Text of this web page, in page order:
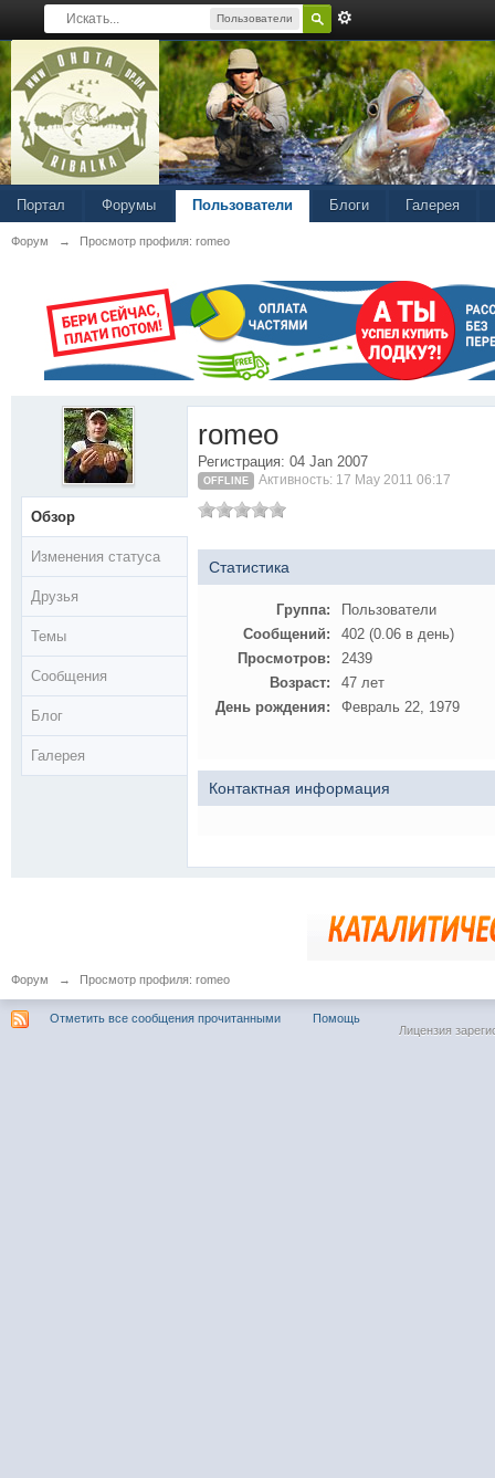
Пользователи
Портал Форумы Пользователи Блоги Галерея
Форум → Просмотр профиля: romeo
Обзор
Изменения статуса
Друзья
Темы
Сообщения
Блог
Галерея
romeo
Регистрация: 04 Jan 2007
OFFLINE Активность: 17 May 2011 06:17
Статистика
Группа:
Пользователи
Сообщений:
402 (0.06 в день)
Просмотров:
2439
Возраст:
47 лет
День рождения:
Февраль 22, 1979
Контактная информация
Форум → Просмотр профиля: romeo
Отметить все сообщения прочитанными
Помощь
Лицензия